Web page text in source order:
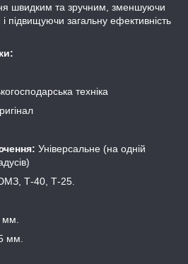
швидким та зручним, зменшуючи
підвищуючи загальну ефективність
техніка
Універсальне (на одній
Т-40, Т-25.
мм.